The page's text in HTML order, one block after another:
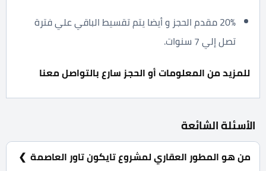
20% مقدم الحجز و أيضا يتم تقسيط الباقي علي فترة
تصل إلي 7 سنوات.
للمزيد من المعلومات أو الحجز سارع بالتواصل معنا
الأسئلة الشائعة
من هو المطور العقاري لمشروع تايكون تاور العاصمة